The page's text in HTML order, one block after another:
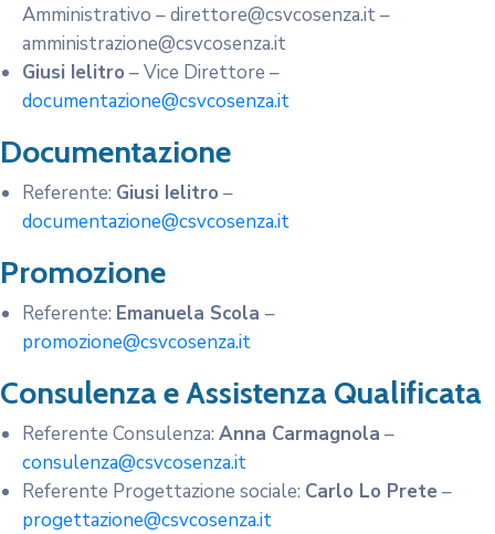
Amministrativo – direttore@csvcosenza.it –
amministrazione@csvcosenza.it
Giusi Ielitro – Vice Direttore –
documentazione@csvcosenza.it
Documentazione
Referente: Giusi Ielitro –
documentazione@csvcosenza.it
Promozione
Referente: Emanuela Scola –
promozione@csvcosenza.it
Consulenza e Assistenza Qualificata
Referente Consulenza: Anna Carmagnola –
consulenza@csvcosenza.it
Referente Progettazione sociale: Carlo Lo Prete –
progettazione@csvcosenza.it